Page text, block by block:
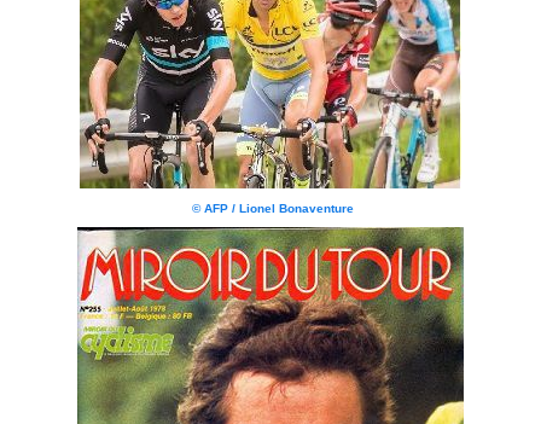
© AFP / Lionel Bonaventure